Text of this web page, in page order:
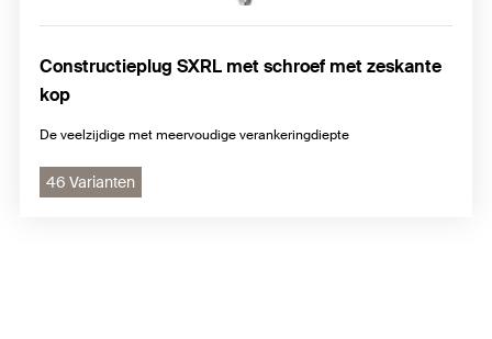
Constructieplug SXRL met schroef met zeskante
kop
De veelzijdige met meervoudige verankeringdiepte
46 Varianten